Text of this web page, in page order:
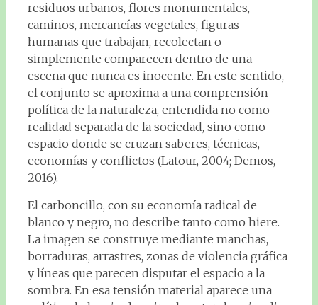
residuos urbanos, flores monumentales,
caminos, mercancías vegetales, figuras
humanas que trabajan, recolectan o
simplemente comparecen dentro de una
escena que nunca es inocente. En este sentido,
el conjunto se aproxima a una comprensión
política de la naturaleza, entendida no como
realidad separada de la sociedad, sino como
espacio donde se cruzan saberes, técnicas,
economías y conflictos (Latour, 2004; Demos,
2016).
El carboncillo, con su economía radical de
blanco y negro, no describe tanto como hiere.
La imagen se construye mediante manchas,
borraduras, arrastres, zonas de violencia gráfica
y líneas que parecen disputar el espacio a la
sombra. En esa tensión material aparece una